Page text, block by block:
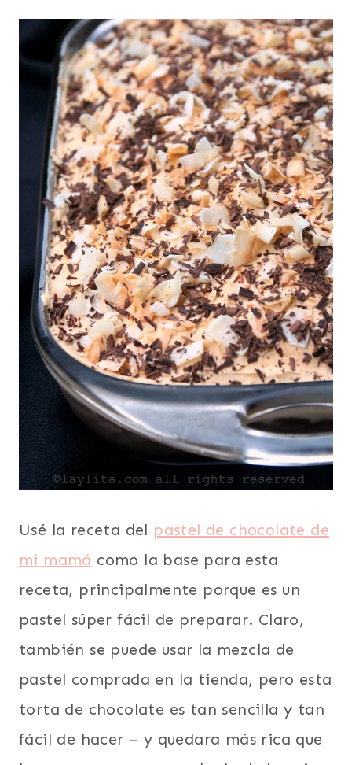
Usé la receta del pastel de chocolate de
mi mamá como la base para esta
receta, principalmente porque es un
pastel súper fácil de preparar. Claro,
también se puede usar la mezcla de
pastel comprada en la tienda, pero esta
torta de chocolate es tan sencilla y tan
fácil de hacer – y quedara más rica que